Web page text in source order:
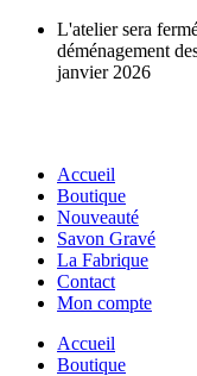
Aller
contenu
L'atelier sera
déménagement
janvier 2026
Accueil
Boutique
Nouveauté
Savon Gravé
La Fabrique
Contact
Mon compte
Accueil
Boutique